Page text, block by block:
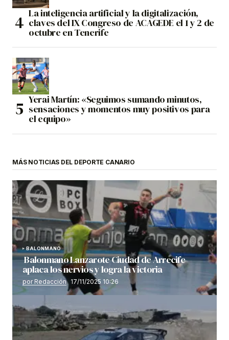
La inteligencia artificial y la digitalización,
claves del IX Congreso de ACAGEDE el 1 y 2 de
octubre en Tenerife
Yerai Martín: «Seguimos sumando minutos,
sensaciones y momentos muy positivos para
el equipo»
MÁS NOTICIAS DEL DEPORTE CANARIO
BALONMANO
Balonmano Lanzarote Ciudad de Arrecife
aplaca los nervios y logra la victoria
por Redacción 17/11/2025 10:26